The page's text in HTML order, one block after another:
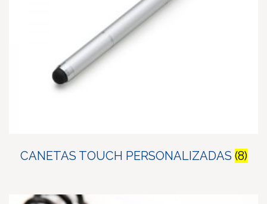
CANETAS TOUCH PERSONALIZADAS (8)